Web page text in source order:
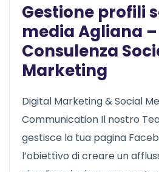
Gestione profili
media Agliana –
Consulenza
Marketing
Digital Marketing & Social
Communication Il nostro
gestisce la tua pagina
l’obiettivo di creare un